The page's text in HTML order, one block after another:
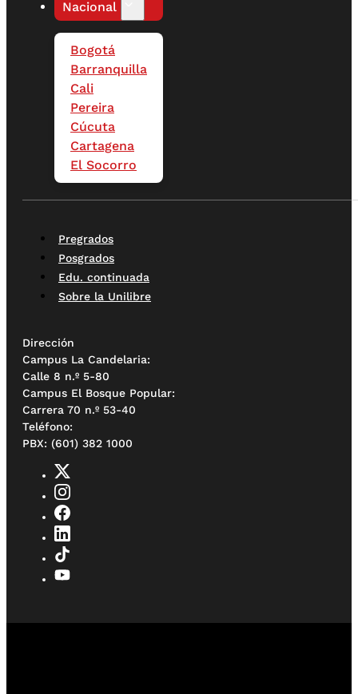
Nacional
Bogotá
Barranquilla
Cali
Pereira
Cúcuta
Cartagena
El Socorro
Pregrados
Posgrados
Edu. continuada
Sobre la Unilibre
Dirección
Campus La Candelaria:
Calle 8 n.º 5-80
Campus El Bosque Popular:
Carrera 70 n.º 53-40
Teléfono:
PBX: (601) 382 1000